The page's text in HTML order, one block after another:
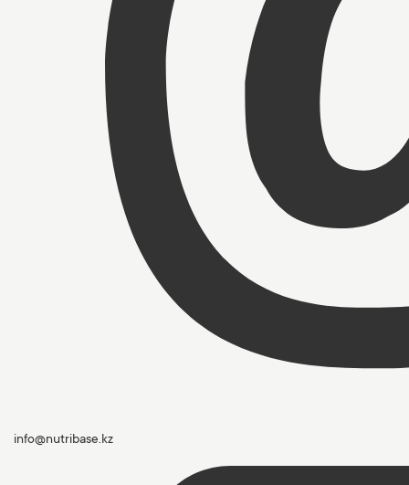
info@nutribase.kz